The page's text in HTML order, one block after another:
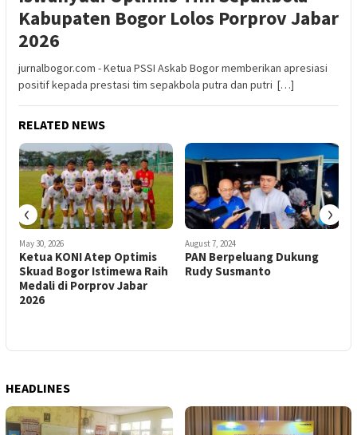
Kabupaten Bogor Lolos Porprov Jabar
2026
jurnalbogor.com - Ketua PSSI Askab Bogor memberikan apresiasi
positif kepada prestasi tim sepakbola putra dan putri […]
RELATED NEWS
May 30, 2026
Ketua KONI Atep Optimis
Skuad Bogor Istimewa Raih
Medali di Porprov Jabar
2026
August 7, 2024
PAN Berpeluang Dukung
Rudy Susmanto
‹ ›
HEADLINES